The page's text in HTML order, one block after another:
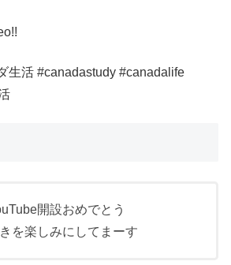
生活 #canadastudy #canadalife
開設おめでとう
を楽しみにしてまーす